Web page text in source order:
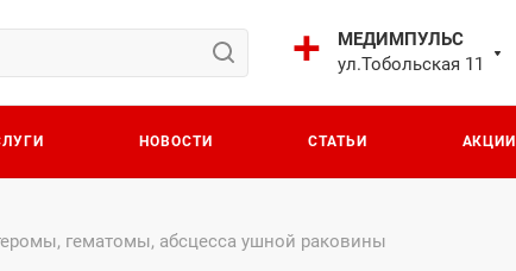
МЕДИМПУЛЬС
ул.Тобольская 11
НОВОСТИ СТАТЬИ АКЦИИ
гематомы, абсцесса ушной раковины